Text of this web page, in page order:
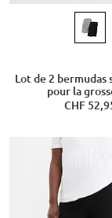
Lot de 2 bermudas
pour la
CHF